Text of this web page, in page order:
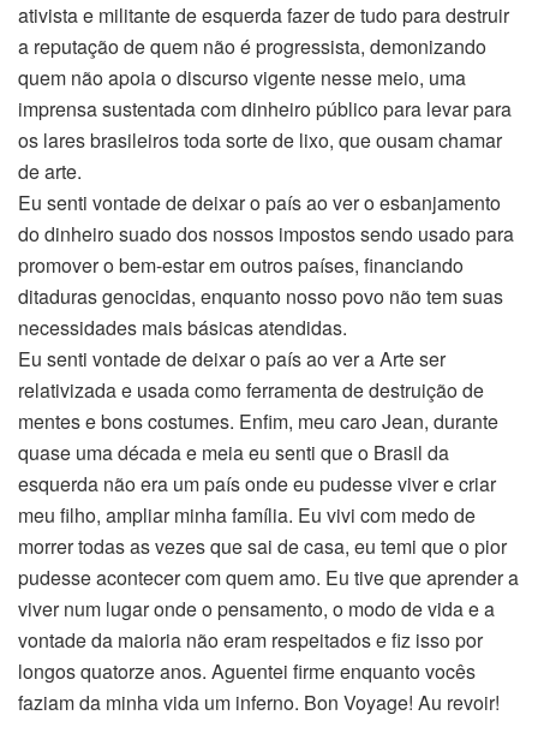
ativista e militante de esquerda fazer de tudo para destruir
a reputação de quem não é progressista, demonizando
quem não apoia o discurso vigente nesse meio, uma
imprensa sustentada com dinheiro público para levar para
os lares brasileiros toda sorte de lixo, que ousam chamar
de arte.
Eu senti vontade de deixar o país ao ver o esbanjamento
do dinheiro suado dos nossos impostos sendo usado para
promover o bem-estar em outros países, financiando
ditaduras genocidas, enquanto nosso povo não tem suas
necessidades mais básicas atendidas.
Eu senti vontade de deixar o país ao ver a Arte ser
relativizada e usada como ferramenta de destruição de
mentes e bons costumes. Enfim, meu caro Jean, durante
quase uma década e meia eu senti que o Brasil da
esquerda não era um país onde eu pudesse viver e criar
meu filho, ampliar minha família. Eu vivi com medo de
morrer todas as vezes que sai de casa, eu temi que o pior
pudesse acontecer com quem amo. Eu tive que aprender a
viver num lugar onde o pensamento, o modo de vida e a
vontade da maioria não eram respeitados e fiz isso por
longos quatorze anos. Aguentei firme enquanto vocês
faziam da minha vida um inferno. Bon Voyage! Au revoir!